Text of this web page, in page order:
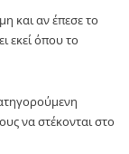
και αν έπεσε το
εκεί όπου το
να στέκονται στο